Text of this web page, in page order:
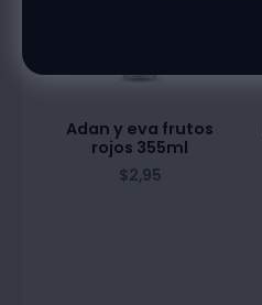
Adan y eva frutos
rojos 355ml
$2,95